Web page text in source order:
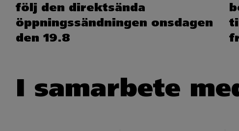
följ den direktsända
öppningssändningen onsdagen
den 19.8
I samarbete